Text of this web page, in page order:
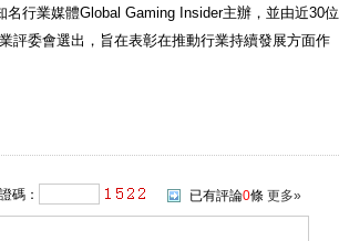
名行業媒體Global Gaming Insider主辦，並由近30位
評委會選出，旨在表彰在推動行業持續發展方面作
碼： 已有評論0條 更多»